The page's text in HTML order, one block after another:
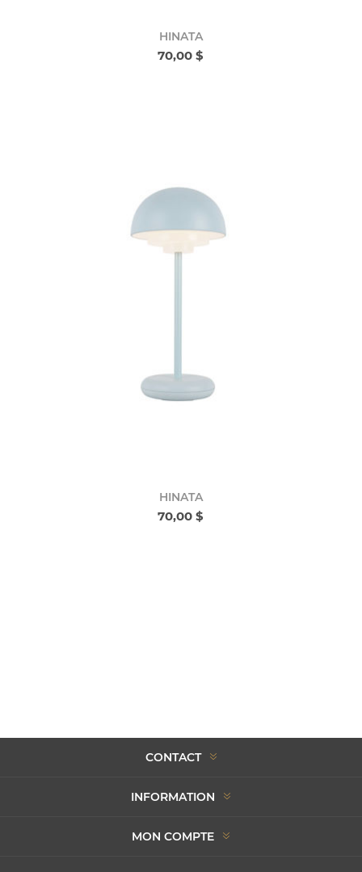
HINATA
70,00 $
HINATA
70,00 $
CONTACT
INFORMATION
MON COMPTE